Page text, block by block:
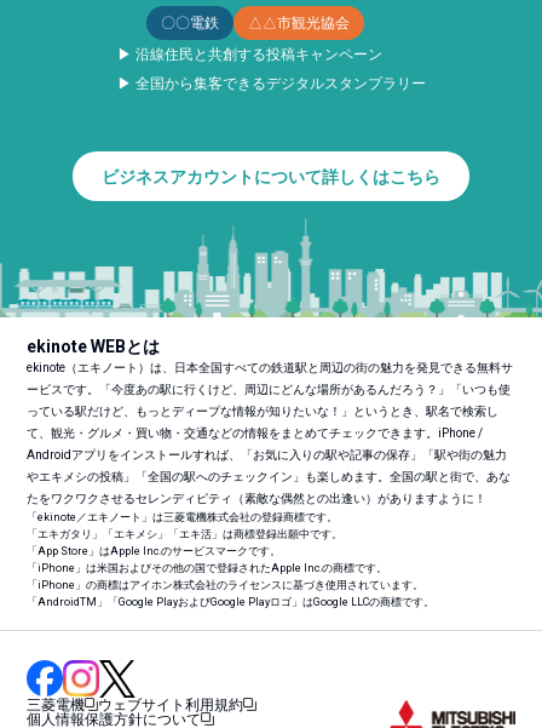
〇〇電鉄
△△市観光協会
▶ 沿線住民と共創する投稿キャンペーン
▶ 全国から集客できるデジタルスタンプラリー
ビジネスアカウントについて詳しくはこちら
ekinote WEBとは
ekinote（エキノート）は、日本全国すべての鉄道駅と周辺の街の魅力を発見できる無料サ
ービスです。「今度あの駅に行くけど、周辺にどんな場所があるんだろう？」「いつも使
っている駅だけど、もっとディープな情報が知りたいな！」というとき、駅名で検索し
て、観光・グルメ・買い物・交通などの情報をまとめてチェックできます。iPhone /
Androidアプリをインストールすれば、「お気に入りの駅や記事の保存」「駅や街の魅力
やエキメシの投稿」「全国の駅へのチェックイン」も楽しめます。全国の駅と街で、あな
たをワクワクさせるセレンディピティ（素敵な偶然との出逢い）がありますように！
「ekinote／エキノート」は三菱電機株式会社の登録商標です。
「エキガタリ」「エキメシ」「エキ活」は商標登録出願中です。
「App Store」はApple Inc.のサービスマークです。
「iPhone」は米国およびその他の国で登録されたApple Inc.の商標です。
「iPhone」の商標はアイホン株式会社のライセンスに基づき使用されています。
「AndroidTM 」「Google PlayおよびGoogle Playロゴ」はGoogle LLCの商標です。
三菱電機
ウェブサイト利用規約
個人情報保護方針について